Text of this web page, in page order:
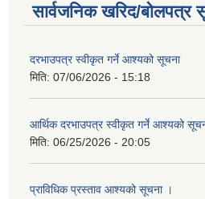
सार्वजनिक खरिद/बोलपत्र
दरभाउपत्र स्वीकृत गर्ने आश्यको सूचना
मिति: 07/06/2026 - 15:18
आर्थिक दरभाउपत्र स्वीकृत गर्ने आश्यको
मिति: 06/25/2026 - 20:05
प्राविधिक प्रस्ताव आश्यको सूचना ।